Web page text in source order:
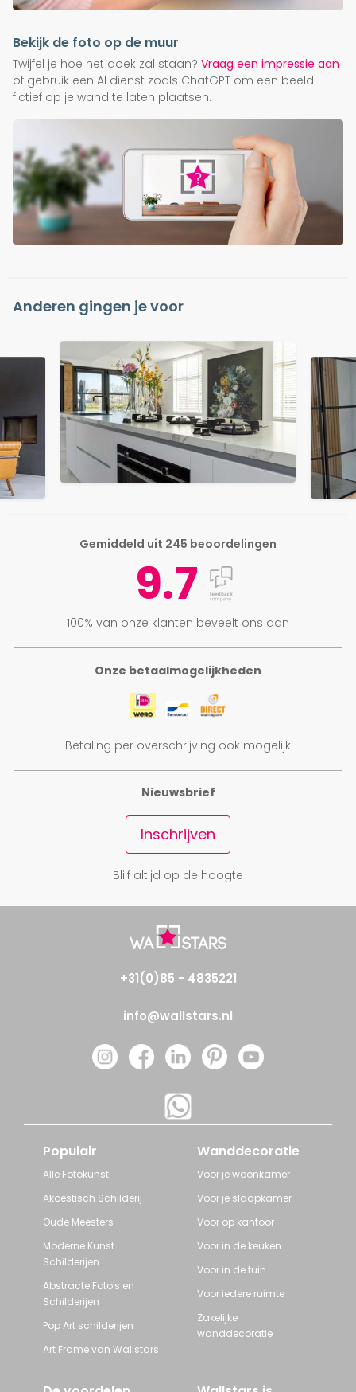
Bekijk de foto op de muur
Twijfel je hoe het doek zal staan? Vraag een impressie aan
of gebruik een AI dienst zoals ChatGPT om een beeld
fictief op je wand te laten plaatsen.
Anderen gingen je voor
Onze betaalmogelijkheden
Betaling per overschrijving ook mogelijk
Gemiddeld uit 245 beoordelingen
9.7
100% van onze klanten beveelt ons aan
Nieuwsbrief
Inschrijven
Blijf altijd op de hoogte
+31(0)85 - 4835221
info@wallstars.nl
Populair
Alle Fotokunst
Akoestisch Schilderij
Oude Meesters
Moderne Kunst
Schilderijen
Abstracte Foto's en
Schilderijen
Pop Art schilderijen
Art Frame van Wallstars
Wanddecoratie
Voor je woonkamer
Voor je slaapkamer
Voor op kantoor
Voor in de keuken
Voor in de tuin
Voor iedere ruimte
Zakelijke
wanddecoratie